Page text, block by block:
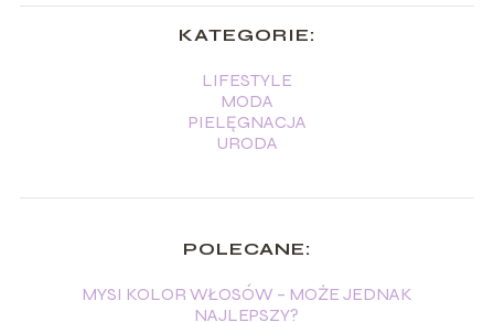
KATEGORIE:
LIFESTYLE
MODA
PIELĘGNACJA
URODA
POLECANE:
MYSI KOLOR WŁOSÓW – MOŻE JEDNAK
NAJLEPSZY?